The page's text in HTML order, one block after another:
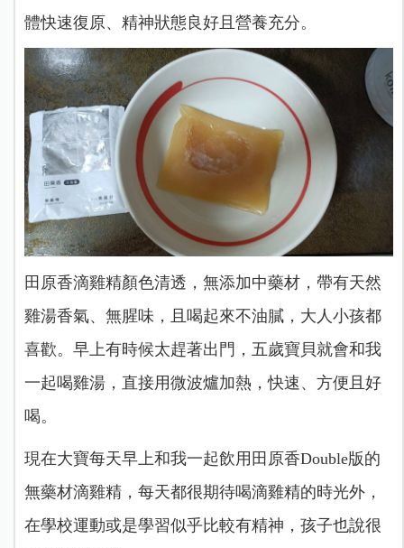
體快速復原、精神狀態良好且營養充分。
田原香滴雞精顏色清透，無添加中藥材，帶有天然
雞湯香氣、無腥味，且喝起來不油膩，大人小孩都
喜歡。早上有時候太趕著出門，五歲寶貝就會和我
一起喝雞湯，直接用微波爐加熱，快速、方便且好
喝。
現在大寶每天早上和我一起飲用田原香Double版的
無藥材滴雞精，每天都很期待喝滴雞精的時光外，
在學校運動或是學習似乎比較有精神，孩子也說很